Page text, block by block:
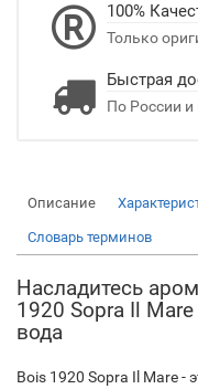
100%
Только
Быстрая
По России и
Описание
Словарь терминов
Насладитесь
1920 Sopra Il
вода
Bois 1920 Sopra Il Mare -